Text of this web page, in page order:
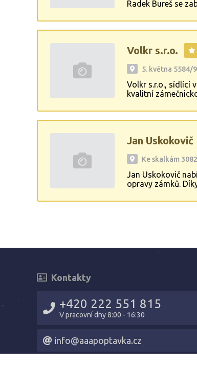
Radek Bureš se
Volkr s.r.o.
5. května 5584/
Volkr s.r.o., sídlící
kvalitní
Jan Uskokovič
Ke skalkám
Jan Uskokovič
opravy zámků.
Kontakty
+420 222 551 815
V pracovní dny 8:00 - 16:30
info@aaapoptavka.cz